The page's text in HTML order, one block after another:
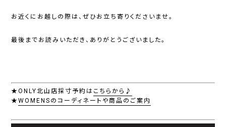
お近くにお越しの際は、ぜひお立ち寄りくださいませ。
最後までお読みいただき、ありがとうございました。
★ONLY北山店採寸予約は こちらから♪
★WOMENSのコーディネートや商品のご案内